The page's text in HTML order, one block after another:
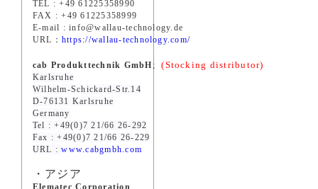
TEL : +49 61225358990
FAX : +49 61225358999
E-mail : info@wallau-technology.de
URL： https://wallau-technology.com/
cab Produkttechnik GmbH ;(Stocking distributor)
Karlsruhe
Wilhelm-Schickard-Str.14
D-76131 Karlsruhe
Germany
Tel : +49(0)7 21/66 26-292
Fax : +49(0)7 21/66 26-229
URL :www.cabgmbh.com
・アジア
Elematec Corporation